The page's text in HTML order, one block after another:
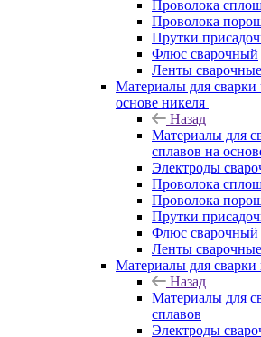
Проволока
Проволока
Прутки
Флюс сварочный
Ленты сварочные
Материалы для сварки
основе никеля
Назад
Материалы для
сплавов на
Электроды
Проволока
Проволока
Прутки
Флюс сварочный
Ленты сварочные
Материалы для сварки
Назад
Материалы для
сплавов
Электроды